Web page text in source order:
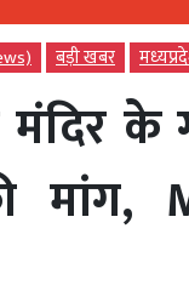
बड़ी खबर
मंदिर
मांग,